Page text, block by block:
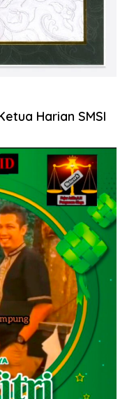
Harian SMSI